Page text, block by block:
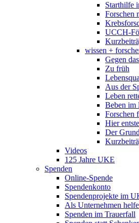
Starthilfe
Forschen
UCCH-
wissen +
Gegen
Zu früh
Aus der
Leben
Beben im
Forschen
Hier
Der
Videos
125 Jahre UKE
Spenden
Online-Spende
Spendenkonto
Spendenprojekte im
Als Unternehmen
Spenden im Trauerfall